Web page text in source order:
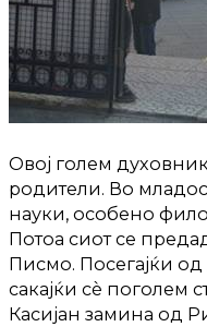
Овој голем
родители. Во
науки, особено
Потоа сиот се
Писмо. Посегајќи
сакајќи сè поголем
Касијан замина од